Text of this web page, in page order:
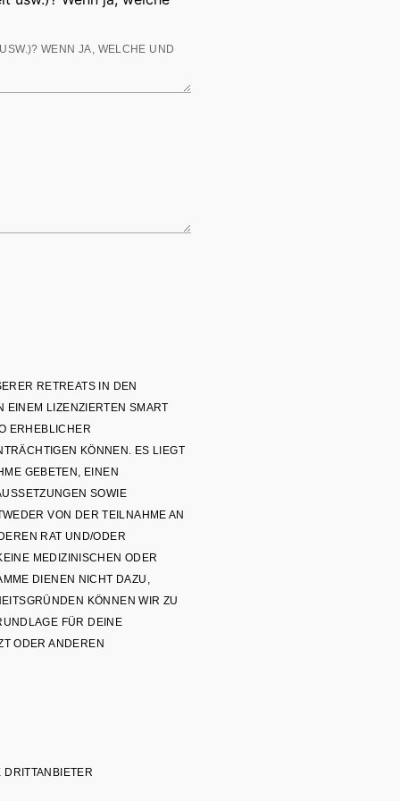
RETREATS IN DEN
EINEM LIZENZIERTEN SMART
ERHEBLICHER
KÖNNEN. ES LIEGT
GEBETEN, EINEN
SOWIE
VON DER TEILNAHME AN
RAT UND/ODER Z
MEDIZINISCHEN ODER TH
DIENEN NICHT DAZU, DI
KÖNNEN WIR ZU DE
FÜR DEINE EN
ANDEREN ME